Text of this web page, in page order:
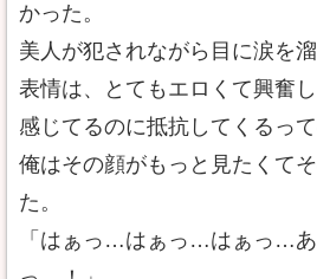
かった。
美人が犯されながら目に涙を
表情は、とてもエロくて興奮し
感じてるのに抵抗してくるっ
俺はその顔がもっと見たくて
た。
「はぁっ…はぁっ…はぁっ…